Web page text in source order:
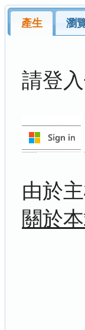
產生 瀏
請登
由於
關於